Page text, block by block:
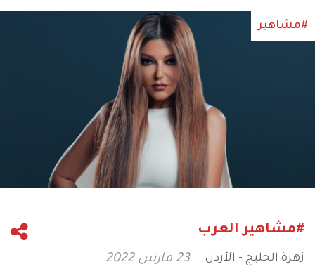
#مشاهير
#مشاهير العرب
زهرة الخليج - الأردن 23 مارس 2022